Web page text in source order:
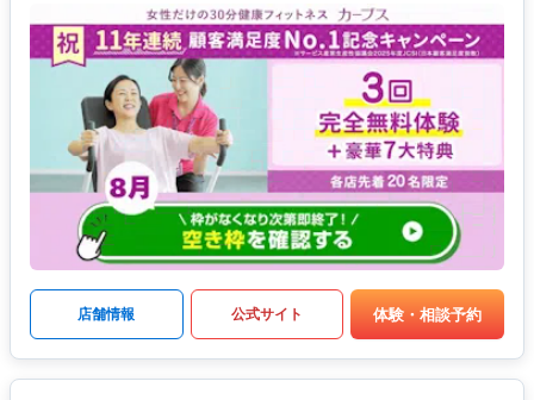
店舗情報 公式サイト 体験・相談予約